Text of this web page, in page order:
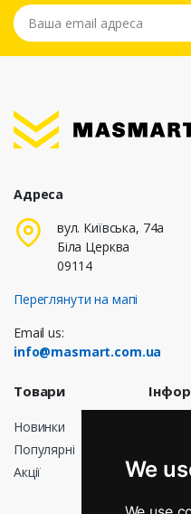
We
Ваша email адреса
Адреса
вул. Київська, 74а
Біла Церква
09114
Переглянути на мапі
Email us:
info@masmart.com.ua
Товари
Новинки
Популярні
Акції
Про